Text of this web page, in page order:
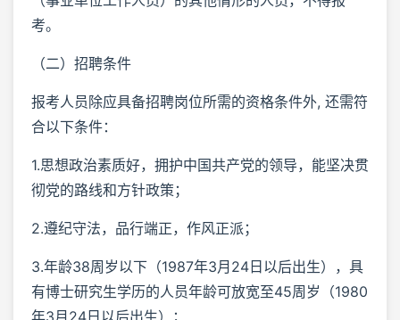
考。
（二）招聘条件
报考人员除应具备招聘岗位所需的资格条件外, 还需符
合以下条件：
1.思想政治素质好，拥护中国共产党的领导，能坚决贯
彻党的路线和方针政策；
2.遵纪守法，品行端正，作风正派；
3.年龄38周岁以下（1987年3月24日以后出生），具
有博士研究生学历的人员年龄可放宽至45周岁（1980
年3月24日以后出生）；